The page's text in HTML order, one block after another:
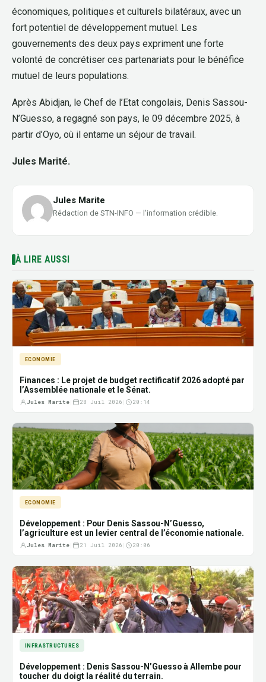
économiques, politiques et culturels bilatéraux, avec un
fort potentiel de développement mutuel. Les
gouvernements des deux pays expriment une forte
volonté de concrétiser ces partenariats pour le bénéfice
mutuel de leurs populations.
Après Abidjan, le Chef de l’Etat congolais, Denis Sassou-
N’Guesso, a regagné son pays, le 09 décembre 2025, à
partir d’Oyo, où il entame un séjour de travail.
Jules Marité.
Jules Marite
Rédaction de STN-INFO — l'information crédible.
À LIRE AUSSI
ECONOMIE
Finances : Le projet de budget rectificatif 2026 adopté par
l’Assemblée nationale et le Sénat.
Jules Marite 28 Juil 2026 20:14
ECONOMIE
Développement : Pour Denis Sassou-N’Guesso,
l’agriculture est un levier central de l’économie nationale.
Jules Marite 21 Juil 2026 20:06
INFRASTRUCTURES
Développement : Denis Sassou-N’Guesso à Allembe pour
toucher du doigt la réalité du terrain.